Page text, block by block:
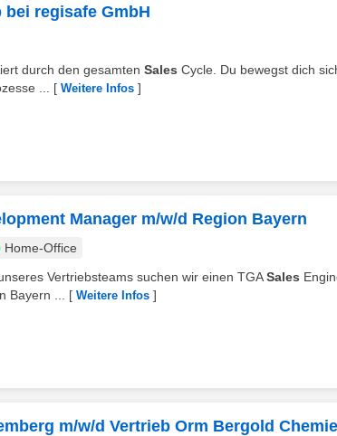
bei regisafe GmbH
durch den gesamten Sales Cycle. Du bewegst dich
...
[ Weitere Infos ]
Manager m/w/d Region Bayern
Home-Office
Vertriebsteams suchen wir einen TGASales
Bayern ...
[ Weitere Infos ]
m/w/d Vertrieb Orm Bergold Chemie